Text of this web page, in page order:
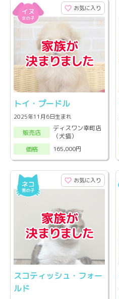
お気に入り
トイ・プードル
2025年11月6日生まれ
販売店
ディスワン幸町店
（犬猫）
価格
165,000円
お気に入り
スコティッシュ・フォー
ルド